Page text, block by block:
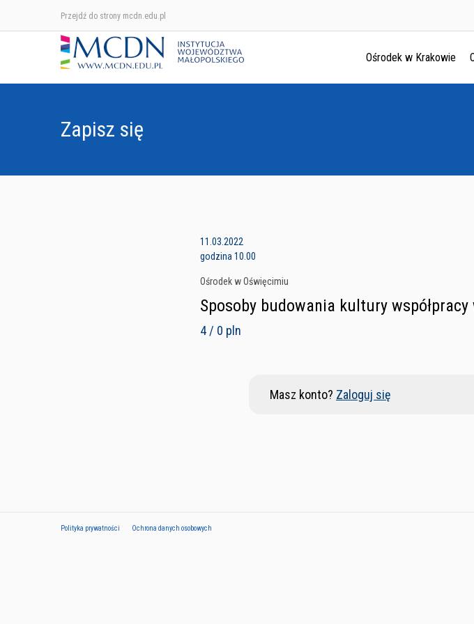
Przejdź do strony mcdn.edu.pl
Ośrodek w Krakowie
Zapisz się
11.03.2022
godzina 10.00
Ośrodek w Oświęcimiu
Sposoby budowania kultury
4 / 0 pln
Masz konto? Zaloguj się
Polityka prywatności Ochrona danych osobowych
Ośrodek